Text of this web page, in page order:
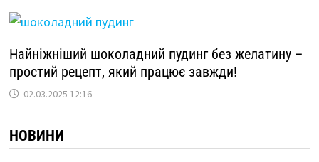
Найніжніший шоколадний пудинг без желатину –
простий рецепт, який працює завжди!
02.03.2025 12:16
НОВИНИ